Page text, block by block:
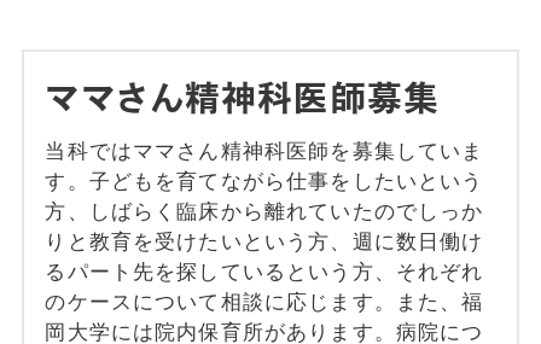
ママさん精神科医師募集
当科ではママさん精神科医師を募集していま
す。子どもを育てながら仕事をしたいという
方、しばらく臨床から離れていたのでしっか
りと教育を受けたいという方、週に数日働け
るパート先を探しているという方、それぞれ
のケースについて相談に応じます。また、福
岡大学には院内保育所があります。病院につ